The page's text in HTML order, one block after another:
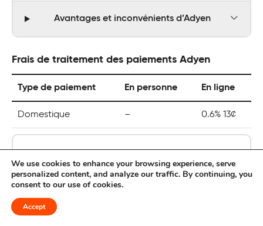
Avantages et inconvénients d’Adyen
Frais de traitement des paiements Adyen
Type de paiement En personne En ligne
Domestique – 0.6% 13¢
Chase Payment Solutions
We use cookies to enhance your browsing experience, serve
personalized content, and analyze our traffic. By continuing, you
consent to our use of cookies.
Accept